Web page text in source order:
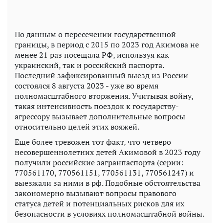
По данным о пересечении государственной
границы, в период с 2015 по 2023 год Акимова не
менее 21 раз посещала РФ, используя как
украинский, так и российский паспорта.
Последний зафиксированный выезд из России
состоялся 8 августа 2023 - уже во время
полномасштабного вторжения. Учитывая войну,
такая интенсивность поездок к государству-
агрессору вызывает дополнительные вопросы
относительно целей этих вояжей.
Еще более тревожен тот факт, что четверо
несовершеннолетних детей Акимовой в 2023 году
получили российские загранпаспорта (серии:
770561170, 770561151, 770561131, 770561247) и
выезжали за ними в рф. Подобные обстоятельства
закономерно вызывают вопросы правового
статуса детей и потенциальных рисков для их
безопасности в условиях полномасштабной войны.